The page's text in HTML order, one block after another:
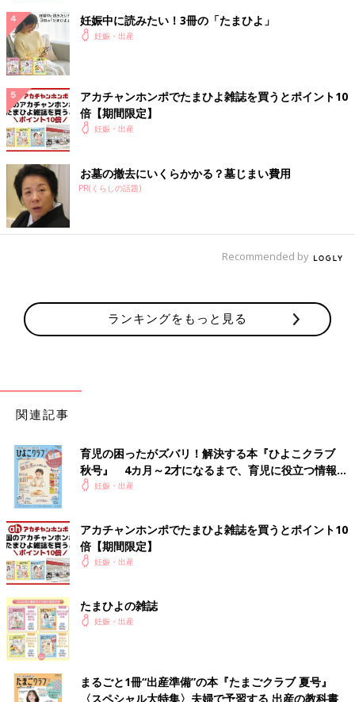
妊娠中に読みたい！3冊の「たまひよ」
妊娠・出産
アカチャンホンポでたまひよ雑誌を買うとポイント10
倍【期間限定】
妊娠・出産
お墓の撤去にいくらかかる？墓じまい費用
PR(くらしの話題)
Recommended by
ランキングをもっと見る
関連記事
育児の困ったがズバリ！解決する本『ひよこクラブ
秋号』 4カ月～2才になるまで、育児に役立つ情報が
いっぱい！
妊娠・出産
アカチャンホンポでたまひよ雑誌を買うとポイント10
倍【期間限定】
妊娠・出産
たまひよの雑誌
妊娠・出産
まるごと1冊“出産準備”の本『たまごクラブ 夏号』
〈スペシャル大特集〉夫婦で予習する 出産の教科書